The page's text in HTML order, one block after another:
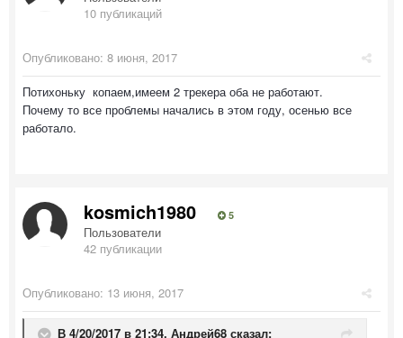
10 публикаций
Опубликовано: 8 июня, 2017
Потихоньку копаем,имеем 2 трекера оба не работают.
Почему то все проблемы начались в этом году, осенью все
работало.
kosmich1980 5
Пользователи
42 публикации
Опубликовано: 13 июня, 2017
В 4/20/2017 в 21:34, Андрей68 сказал: